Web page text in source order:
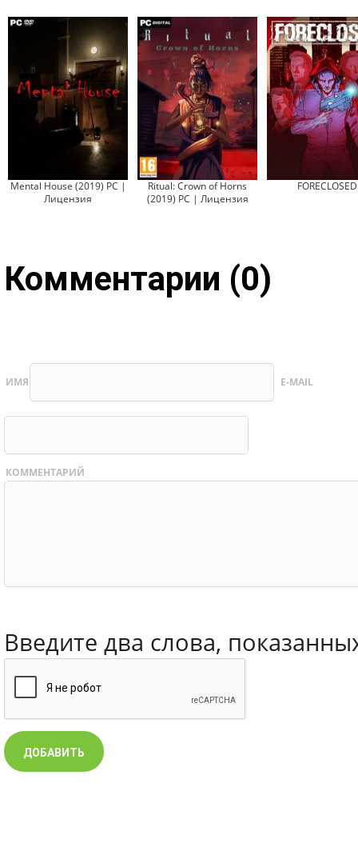
Mental House (2019) PC |
Лицензия
Ritual: Crown of Horns
(2019) PC | Лицензия
FORECLOSED
Комментарии (0)
ИМЯ E-MAIL
КОММЕНТАРИЙ
Введите два слова,